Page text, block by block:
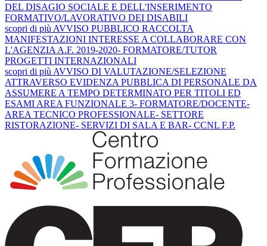
DEL DISAGIO SOCIALE E DELL'INSERIMENTO
FORMATIVO/LAVORATIVO DEI DISABILI
scopri di più AVVISO PUBBLICO RACCOLTA
MANIFESTAZIONI INTERESSE A COLLABORARE CON
L'AGENZIA A.F. 2019-2020- FORMATORE/TUTOR
PROGETTI INTERNAZIONALI
scopri di più AVVISO DI VALUTAZIONE/SELEZIONE
ATTRAVERSO EVIDENZA PUBBLICA DI PERSONALE DA
ASSUMERE A TEMPO DETERMINATO PER TITOLI ED
ESAMI AREA FUNZIONALE 3- FORMATORE/DOCENTE-
AREA TECNICO PROFESSIONALE- SETTORE
RISTORAZIONE- SERVIZI DI SALA E BAR- CCNL F.P.